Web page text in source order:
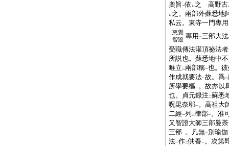
奧旨一依 レ之 高野古
レ之。兩部外蘇悉地
私云。東寺一門專用
慈覺
智證 專用 二三部大
受職傳法灌頂祕法
所説也。蘇悉地中不
唯立 二兩部稱一也。
作成就要法一故。爲二
所學要樞一。故亦以
也。貞元録注 二蘇悉
呪毘奈耶一。高祖大
二經一列 二律部一。准
又智證大師三部曼
三部一。凡無二 別瑜伽
法一作二供養一。次第